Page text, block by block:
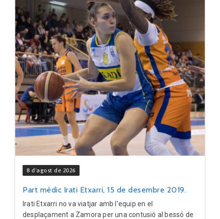
8 d'agost de 2026
Part mèdic Irati Etxarri, 15 de desembre 2019.
Irati Etxarri no va viatjar amb l’equip en el
desplaçament a Zamora per una contusió al bessó de